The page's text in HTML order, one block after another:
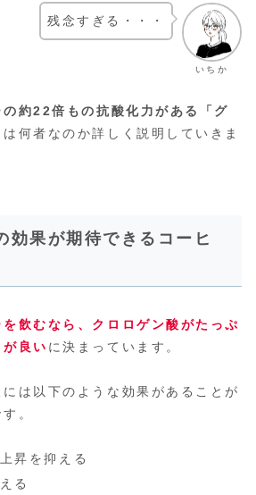
いちか
残念すぎる・・・
約22倍もの抗酸化力がある「グ
は何者なのか詳しく説明していきま
効果が期待できるコーヒ
飲むなら、クロロゲン酸がたっぷ
良い に決まっています。
は以下のような効果があることが
。
昇を抑える
る